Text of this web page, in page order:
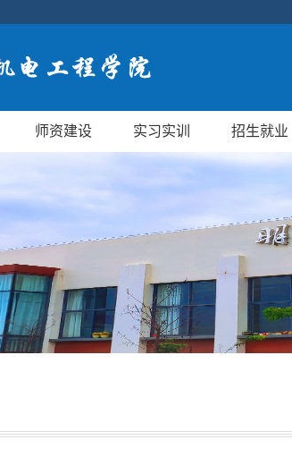
师资建设 实习实训 招生就业